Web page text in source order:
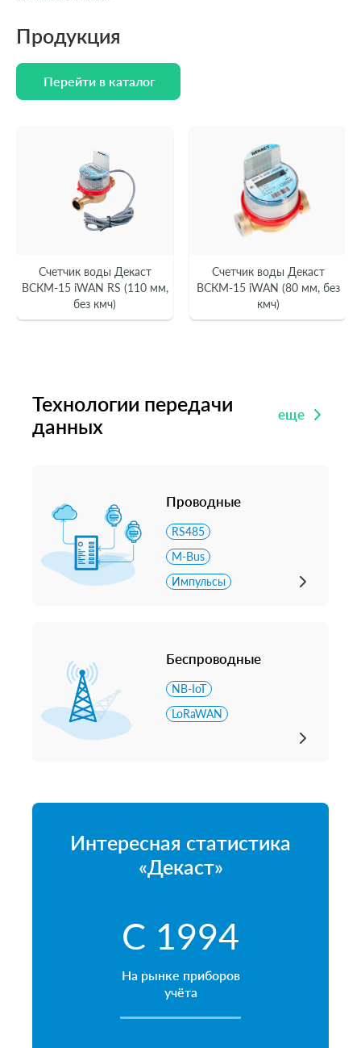
Продукция
Перейти в каталог
Перейти в каталог
Счетчик воды Декаст
ВСКМ-15 iWAN RS (110 мм,
без кмч)
Счетчик воды Декаст
ВСКМ-15 iWAN (80 мм, без
кмч)
Технологии передачи
данных
еще
Проводные
RS485
M-Bus
Импульсы
Беспроводные
NB-IoT
LoRaWAN
Интересная статистика
«Декаст»
С 1994
На рынке приборов
учёта